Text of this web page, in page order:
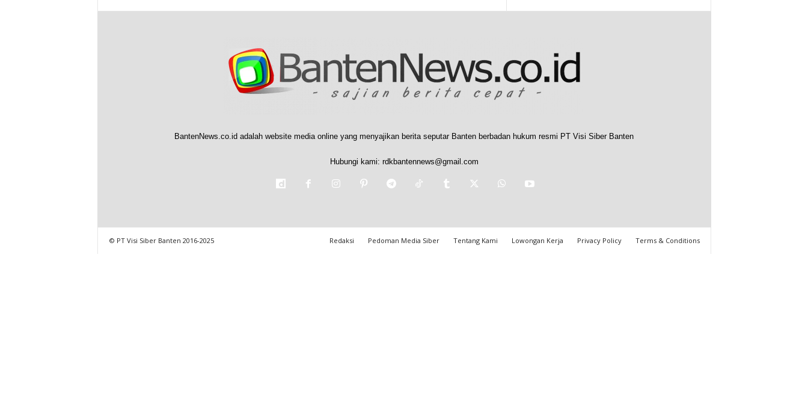
BantenNews.co.id adalah website media online yang menyajikan berita seputar Banten berbadan hukum resmi PT Visi Siber Banten
Hubungi kami: rdkbantennews@gmail.com
Redaksi Pedoman Media Siber Tentang Kami Lowongan Kerja Privacy Policy Terms & Conditions
© PT Visi Siber Banten 2016-2025